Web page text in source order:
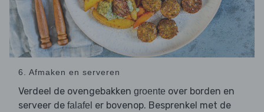
6. Afmaken en serveren
Verdeel de ovengebakken groente over borden en
serveer de falafel er bovenop. Besprenkel met de